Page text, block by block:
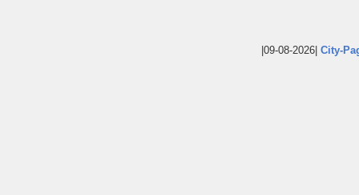
|09-08-2026| City-